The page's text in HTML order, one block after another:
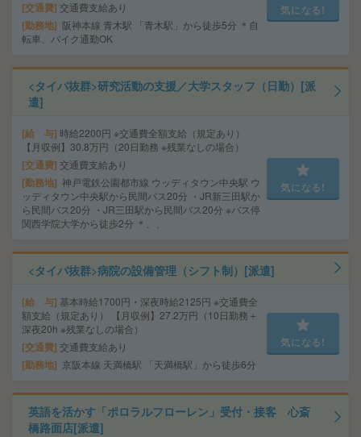
交通費 交通費支給あり
勤務地
阪神本線 青木駅 「青木駅」から徒歩5分 ＊自
転車、バイク通勤OK
気になる!
<タイパ抜群>研究活動の支援／大学スタッフ（日勤）[派
遣]
給 与 時給2200円 ※交通費全額支給（規定あり）
【月収例】30.8万円（20日勤務 ※残業なしの場合）
交通費 交通費支給あり
勤務地 神戸電鉄公園都市線 ウッディタウン中央駅 ウ
ッディタウン中央駅から民間バス20分 ・JR新三田駅か
ら民間バス20分 ・JR三田駅から民間バス20分 ※バス停
関西学院大学から徒歩2分 ＊、、
気になる!
<タイパ抜群>病院の設備管理（シフト制）[派遣]
給 与 基本時給1700円・深夜時給2125円 ※交通費全
額支給（規定あり） 【月収例】27.2万円（10日勤務＋
深夜20h ※残業なしの場合）
交通費 交通費支給あり
勤務地 京阪本線 天満橋駅 「天満橋駅」から徒歩6分
気になる!
英語を活かす「ポロラルフローレン」受付・接客 心斎
橋路面店[派遣]